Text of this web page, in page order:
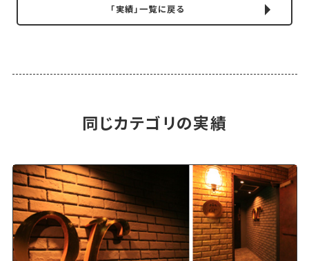
「実績」一覧に戻る
同じカテゴリの実績